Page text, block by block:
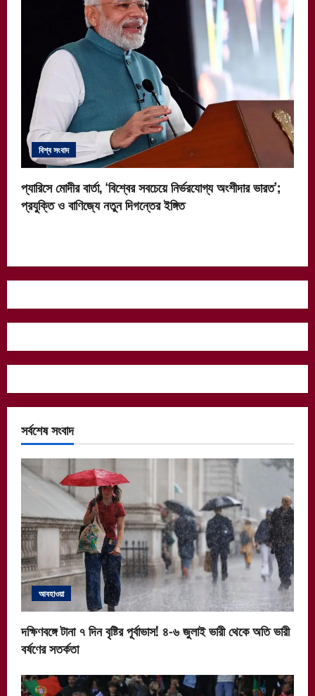
বিশ্ব সংবাদ
প্যারিসে মোদীর বার্তা, ‘বিশ্বের সবচেয়ে নির্ভরযোগ্য অংশীদার ভারত’;
প্রযুক্তি ও বাণিজ্যে নতুন দিগন্তের ইঙ্গিত
সর্বশেষ সংবাদ
আবহাওয়া
দক্ষিণবঙ্গে টানা ৭ দিন বৃষ্টির পূর্বাভাস! ৪-৬ জুলাই ভারী থেকে অতি ভারী
বর্ষণের সতর্কতা